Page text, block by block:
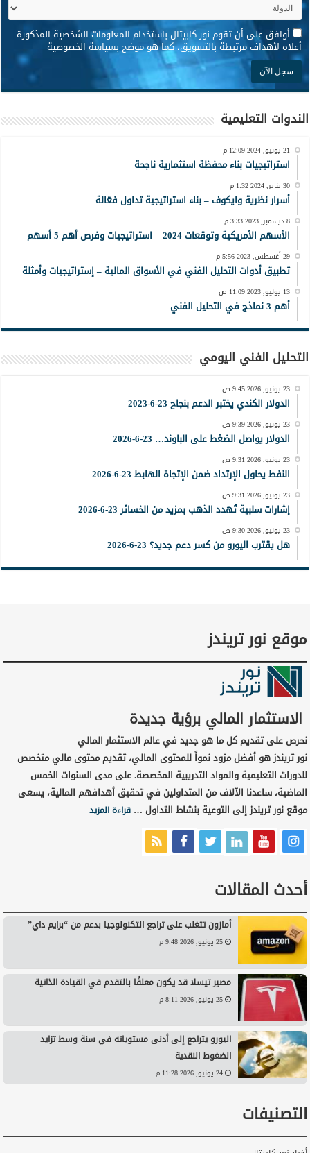
* أوافق على أن تقوم نور كابيتال باستخدام المعلومات الشخصية المذكورة
أعلاه لأهداف مرتبطة بالتسويق، كما هو موضح بسياسة الخصوصية
الندوات التعليمية
21 يونيو, 2024 12:09 م
استراتيجيات بناء محفظة استثمارية ناجحة
30 يناير, 2024 1:32 م
أسرار نظرية وايكوف – بناء استراتيجية تداول فعّالة
8 ديسمبر, 2023 3:33 م
الأسهم الأمريكية وتوقعات 2024 – استراتيجيات وفرص أهم 5 أسهم
29 أغسطس, 2023 5:56 م
تطبيق أدوات التحليل الفني في الأسواق المالية – إستراتيجيات وأمثلة
13 يوليو, 2023 11:09 ص
أهم 3 نماذج في التحليل الفني
التحليل الفني اليومي
23 يونيو, 2026 9:45 ص
الدولار الكندي يختبر الدعم بنجاح 23-6-2023
23 يونيو, 2026 9:39 ص
الدولار يواصل الضغط على الباوند… 23-6-2026
23 يونيو, 2026 9:31 ص
النفط يحاول الإرتداد ضمن الإتجاة الهابط 23-6-2026
23 يونيو, 2026 9:31 ص
إشارات سلبية تُهدد الذهب بمزيد من الخسائر 23-6-2026
23 يونيو, 2026 9:30 ص
هل يقترب اليورو من كسر دعم جديد؟ 23-6-2026
موقع نور تريندز
الاستثمار المالي برؤية جديدة
نحرص على تقديم كل ما هو جديد في عالم الاستثمار المالي
نور تريندز هو أفضل مزود نمواً للمحتوى المالي، تقديم محتوى مالي متخصص
للدورات التعليمية والمواد التدريبية المخصصة. على مدى السنوات الخمس
الماضية، ساعدنا الآلاف من المتداولين في تحقيق أهدافهم المالية، يسعى
موقع نور تريندز إلى التوعية بنشاط التداول …قراءة المزيد
أحدث المقالات
أمازون تتغلب على تراجع التكنولوجيا بدعم من “برايم داي”
25 يونيو, 2026 9:48 م
مصير تيسلا قد يكون معلقًا بالتقدم في القيادة الذاتية
25 يونيو, 2026 8:11 م
اليورو يتراجع إلى أدنى مستوياته في سنة وسط تزايد
الضغوط النقدية
24 يونيو, 2026 11:28 م
التصنيفات